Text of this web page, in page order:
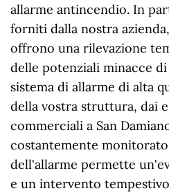
allarme antincendio. In
forniti dalla nostra azienda,
offrono una rilevazione
delle potenziali minacce
sistema di allarme di alta
della vostra struttura, dai
commerciali a San
costantemente
dell'allarme permette
e un intervento